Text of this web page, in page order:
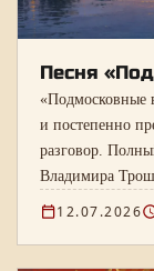
Песня
«Подмосковные
и постепенно
разговор.
Владимира
12.07.2026